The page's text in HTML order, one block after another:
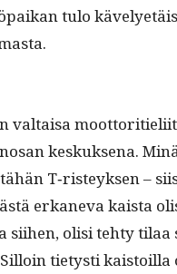
tulo
val­taisa
keskuk­se­na.
T‑risteyksen –
erkane­va kaista
siihen, olisi tehty tilaa
Sil­loin tietysti